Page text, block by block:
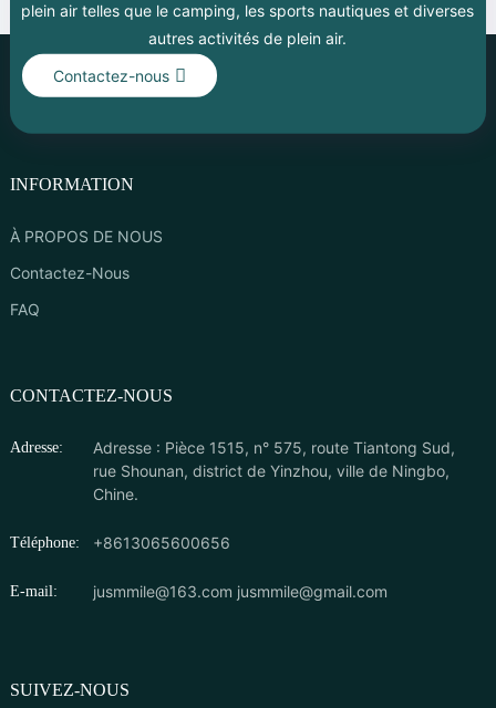
plein air telles que le camping, les sports nautiques et diverses
autres activités de plein air.
Contactez-nous
INFORMATION
À PROPOS DE NOUS
Contactez-Nous
FAQ
CONTACTEZ-NOUS
Adresse:
Adresse : Pièce 1515, n° 575, route Tiantong Sud,
rue Shounan, district de Yinzhou, ville de Ningbo,
Chine.
Téléphone: +8613065600656
E-mail: jusmmile@163.com jusmmile@gmail.com
SUIVEZ-NOUS